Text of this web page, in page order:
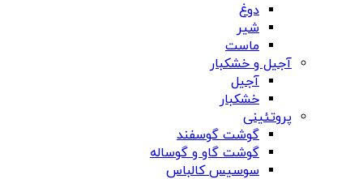
دوغ
شیر
ماست
آجیل و خشکبار
آجیل
خشکبار
پروتئینی
گوشت گوسفند
گوشت گاو و گوساله
سوسیس کالباس